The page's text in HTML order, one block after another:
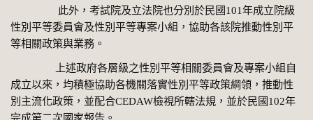
此外，考試院及立法院也分別於民國101年成立院級
性別平等委員會及性別平等專案小組，協助各該院推動性別平
等相關政策與業務。
上述政府各層級之性別平等相關委員會及專案小組自
成立以來，均積極協助各機關落實性別平等政策綱領，推動性
別主流化政策，並配合CEDAW檢視所轄法規，並於民國102年
完成第二次國家報告。